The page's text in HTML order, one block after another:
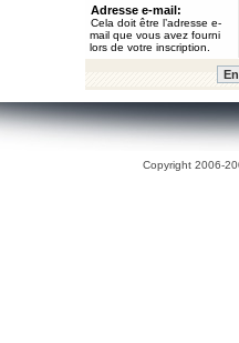
Adresse e-mail:
Cela doit être l’adresse e-
mail que vous avez fourni
lors de votre inscription.
Copyright 2006-